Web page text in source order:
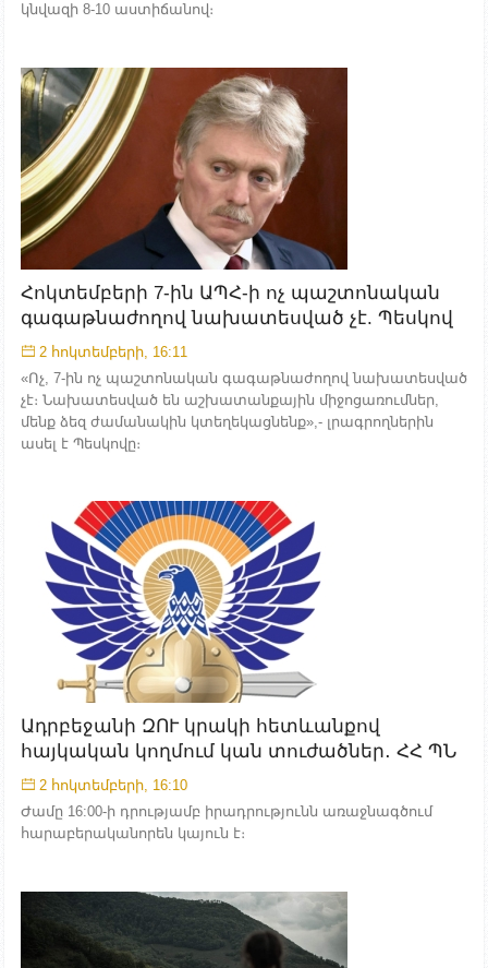
կնվազի 8-10 աստիճանով։
Հոկտեմբերի 7-ին ԱՊՀ-ի ոչ պաշտոնական
գագաթնաժողով նախատեսված չէ. Պեսկով
2 հոկտեմբերի, 16:11
«Ոչ, 7-ին ոչ պաշտոնական գագաթնաժողով նախատեսված
չէ։ Նախատեսված են աշխատանքային միջոցառումներ,
մենք ձեզ ժամանակին կտեղեկացնենք»,- լրագրողներին
ասել է Պեսկովը։
Ադրբեջանի ԶՈՒ կրակի հետևանքով
հայկական կողմում կան տուժածներ․ ՀՀ ՊՆ
2 հոկտեմբերի, 16:10
Ժամը 16:00-ի դրությամբ իրադրությունն առաջնագծում
հարաբերականորեն կայուն է։